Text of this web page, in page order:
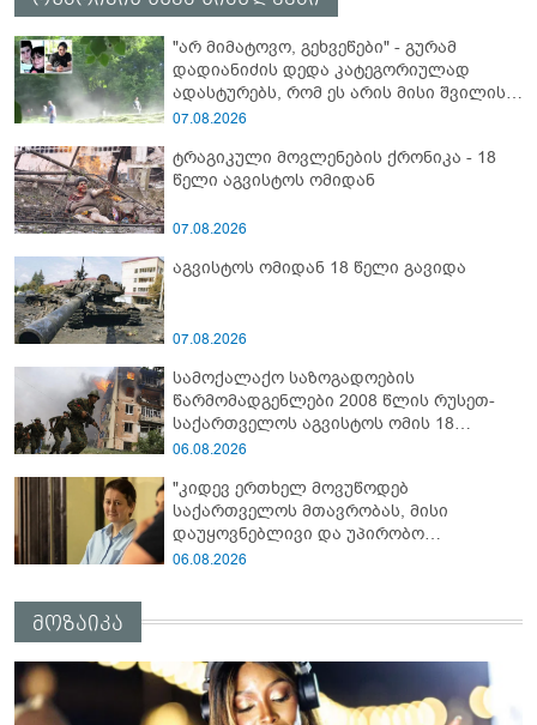
"არ მიმატოვო, გეხვეწები" - გუ­რა­მ
დადიანიძის დედა კა­ტე­გო­რი­უ­ლად
ადას­ტუ­რებს, რომ ეს არის მისი შვი­ლის
ხმა
07.08.2026
ტრაგიკული მოვლენების ქრონიკა - 18
წელი აგვისტოს ომიდან
07.08.2026
აგვისტოს ომიდან 18 წელი გავიდა
07.08.2026
სამოქალაქო საზოგადოების
წარმომადგენლები 2008 წლის რუსეთ-
საქართველოს აგვისტოს ომის 18
წლისთავთან დაკავშირებით ერთობლივ
06.08.2026
"კიდევ ერთხელ მოვუწოდებ
საქართველოს მთავრობას, მისი
დაუყოვნებლივი და უპირობო
გათავისუფლებისკენ" - რას წერს ეუთო-ს
06.08.2026
მოზაიკა